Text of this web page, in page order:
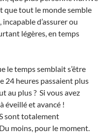
que tout le monde semble
d’assurer ou
légères, en temps
le temps semblait s’être
24 heures passaient plus
au plus ? Si vous avez
éveillé et avancé !
sont totalement
moins, pour le moment.